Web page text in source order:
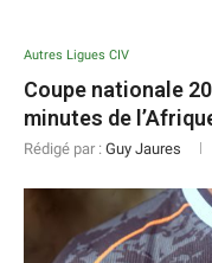
Autres Ligues CIV
Coupe nationale
minutes de
Rédigé par : Guy Jaures